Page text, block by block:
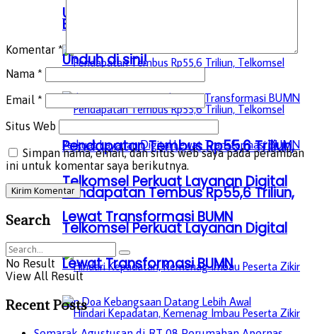
Unduh di sini!
Pendapatan Tembus Rp55,6 Triliun,
Telkomsel Perkuat Layanan Digital
Lewat Transformasi BUMN
Bahasa Arab MI sampai MA, Bisa
Unduh di sini!
Pendapatan Tembus Rp55,6 Triliun,
Telkomsel Perkuat Layanan Digital
Lewat Transformasi BUMN
Komentar *
Nama *
Email *
Situs Web
Simpan nama, email, dan situs web saya pada peramban
ini untuk komentar saya berikutnya.
Search
No Result
View All Result
Recent Posts